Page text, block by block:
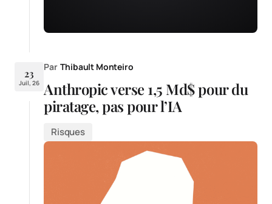
23
Juil, 26
Par Thibault Monteiro
Anthropic verse 1,5 Md$ pour du
piratage, pas pour l’IA
Risques